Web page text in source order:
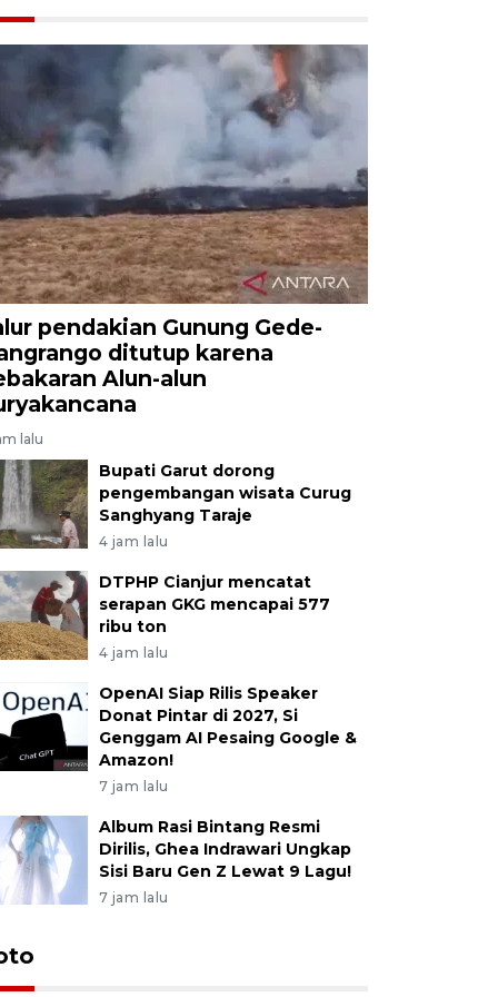
pendakian Gunung Gede-
ditutup karena
Alun-alun
lalu
Bupati Garut dorong
pengembangan wisata Curug
Sanghyang Taraje
4 jam lalu
DTPHP Cianjur mencatat
serapan GKG mencapai 577
ribu ton
4 jam lalu
OpenAI Siap Rilis Speaker
Donat Pintar di 2027, Si
Genggam AI Pesaing Google &
Amazon!
7 jam lalu
Album Rasi Bintang Resmi
Dirilis, Ghea Indrawari Ungkap
Sisi Baru Gen Z Lewat 9 Lagu!
7 jam lalu